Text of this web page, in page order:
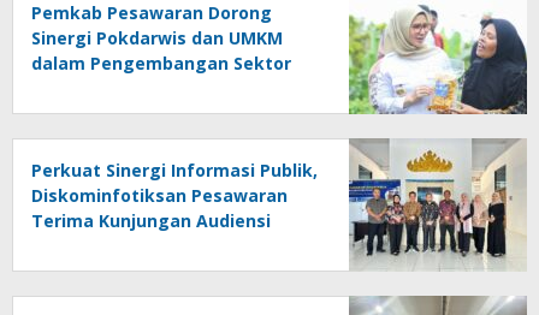
Pemkab Pesawaran Dorong
Sinergi Pokdarwis dan UMKM
dalam Pengembangan Sektor
Perkuat Sinergi Informasi Publik,
Diskominfotiksan Pesawaran
Terima Kunjungan Audiensi